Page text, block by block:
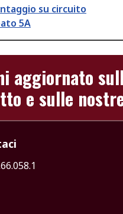
su circuito
5A
aggiornato
e sulle